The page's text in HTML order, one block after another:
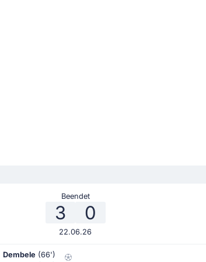
Beendet
3 0
22.06.26
Dembele (66')